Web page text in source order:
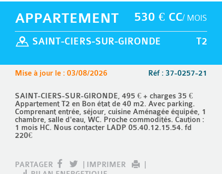
530 € CC/ MOIS
APPARTEMENT
T2
SAINT-CIERS-SUR-GIRONDE
Réf : 37-0257-21
Mise à jour le : 03/08/2026
SAINT-CIERS-SUR-GIRONDE, 495 € + charges 35 €
Appartement T2 en Bon état de 40 m2. Avec parking.
Comprenant entrée, séjour, cuisine Aménagée équipée, 1
chambre, salle d'eau, WC. Proche commodités. Caution :
1 mois HC. Nous contacter LADP 05.40.12.15.54. fd
220€
PARTAGER IMPRIMER